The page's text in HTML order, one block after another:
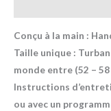
Conçu à la main :
Taille unique :
monde entre (52 – 58
Instructions
ou avec un